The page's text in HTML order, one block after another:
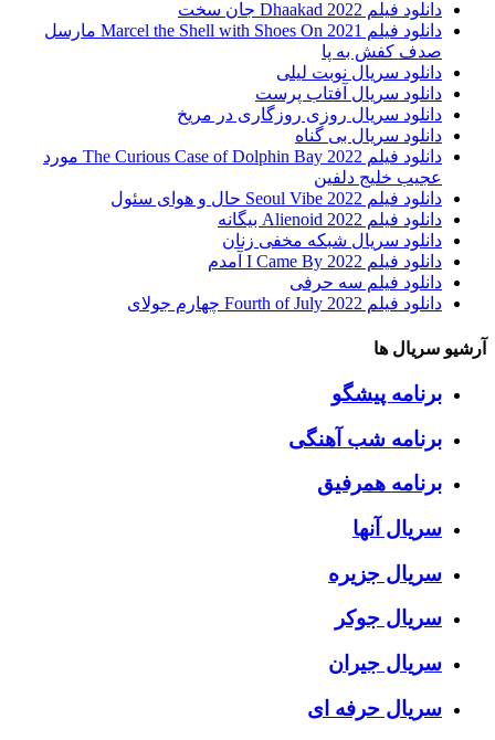
دانلود فیلم Dhaakad 2022 جان سخت
دانلود فیلم Marcel the Shell with Shoes On 2021 مارسل
صدف کفش به پا
دانلود سریال نوبت لیلی
دانلود سریال آفتاب پرست
دانلود سریال روزی روزگاری در مریخ
دانلود سریال بی گناه
دانلود فیلم The Curious Case of Dolphin Bay 2022 مورد
عجیب خلیج دلفین
دانلود فیلم Seoul Vibe 2022 حال و هوای سئول
دانلود فیلم Alienoid 2022 بیگانه
دانلود سریال شبکه مخفی زنان
دانلود فیلم I Came By 2022 آمدم
دانلود فیلم سه حرفی
دانلود فیلم Fourth of July 2022 چهارم جولای
آرشیو سریال ها
برنامه پیشگو
برنامه شب آهنگی
برنامه همرفیق
سریال آنها
سریال جزیره
سریال جوکر
سریال جیران
سریال حرفه ای